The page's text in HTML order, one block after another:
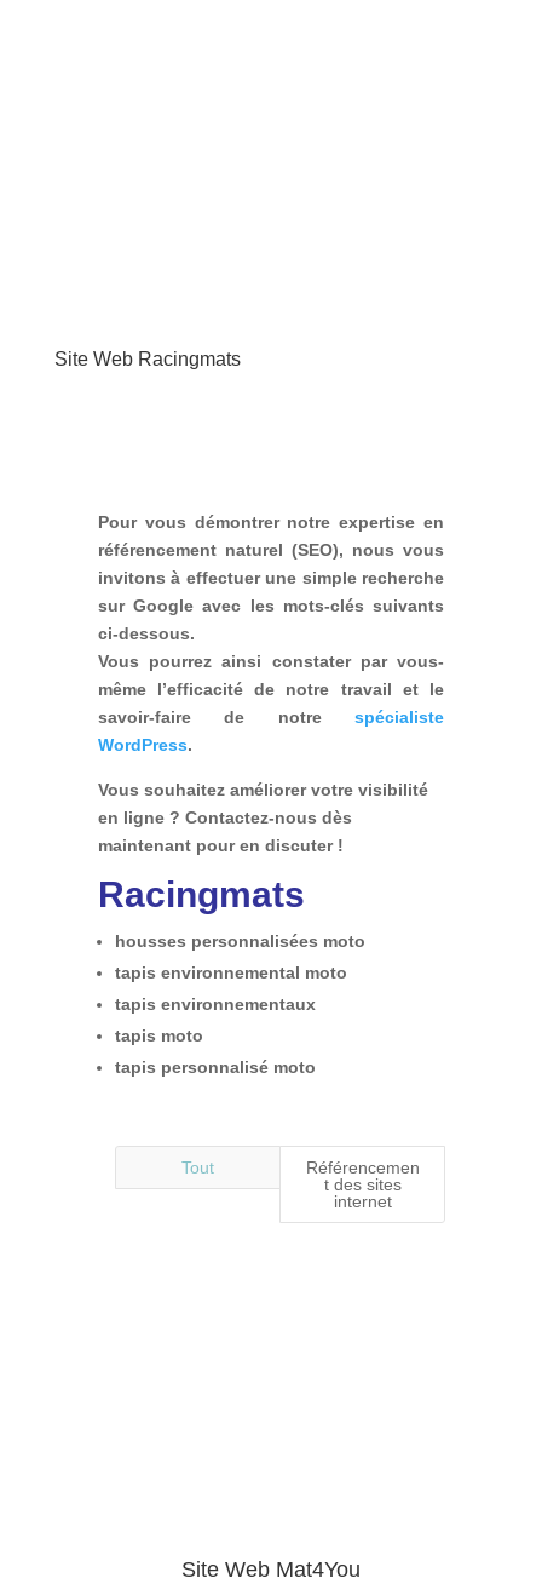
Site Web Racingmats
Pour vous démontrer notre expertise en
référencement naturel (SEO), nous vous
invitons à effectuer une simple recherche
sur Google avec les mots-clés suivants
ci-dessous.
Vous pourrez ainsi constater par vous-
même l’efficacité de notre travail et le
savoir-faire de notrespécialiste
WordPress.
Vous souhaitez améliorer votre visibilité
en ligne ? Contactez-nous dès
maintenant pour en discuter !
Racingmats
housses personnalisées moto
tapis environnemental moto
tapis environnementaux
tapis moto
tapis personnalisé moto
Tout
Référencemen
t des sites
internet
Site Web Mat4You